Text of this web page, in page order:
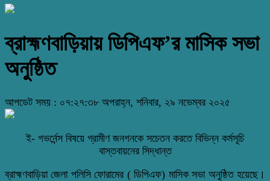
ব্রাহ্মণবাড়িয়ায় ডিপিএফ’র মাসিক সভা
অনুষ্ঠিত
আপডেট সময় : ০৭:২৭:৩৮ অপরাহ্ন, শনিবার, ২৯ নভেম্বর ২০২৫
ই- গভর্নেন্স বিষয়ে গ্রামীণ জনগনকে সচেতন করতে বিভিন্ন কর্মসূচি
বাস্তবায়নের সিদ্ধান্ত
ব্রাহ্মণবাড়িয়া জেলা পলিসি ফোরামের ( ডিপিএফ) মাসিক সভা অনুষ্ঠিত হয়েছে।